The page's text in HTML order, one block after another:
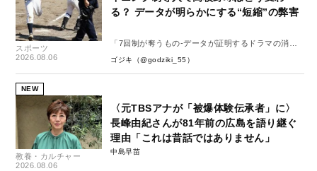
スポーツ
2026.08.06
る？ データが明らかにする“短縮”の弊害
「7回制が奪うもの-データが証明するドラマの消
失-」
ゴジキ（@godziki_55）
NEW
教養・カルチャー
2026.08.06
〈元TBSアナが「被爆体験伝承者」に〉
長峰由紀さんが81年前の広島を語り継ぐ
理由「これは昔話ではありません」
中島早苗